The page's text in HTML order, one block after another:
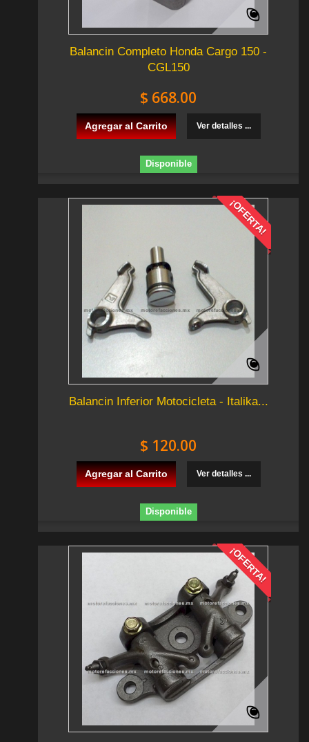
Balancin Completo Honda Cargo 150 -
CGL150
$ 668.00
Agregar al Carrito Ver detalles ...
Disponible
¡OFERTA!
Balancin Inferior Motocicleta - Italika...
$ 120.00
Agregar al Carrito Ver detalles ...
Disponible
¡OFERTA!